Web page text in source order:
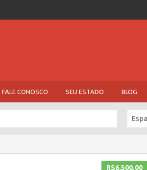
FALE CONOSCO SEU ESTADO BLOG
R$6.500,00